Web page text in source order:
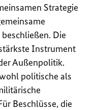
Strategie
Die
Instrument
Außenpolitik.
politische als
Beschlüsse, die